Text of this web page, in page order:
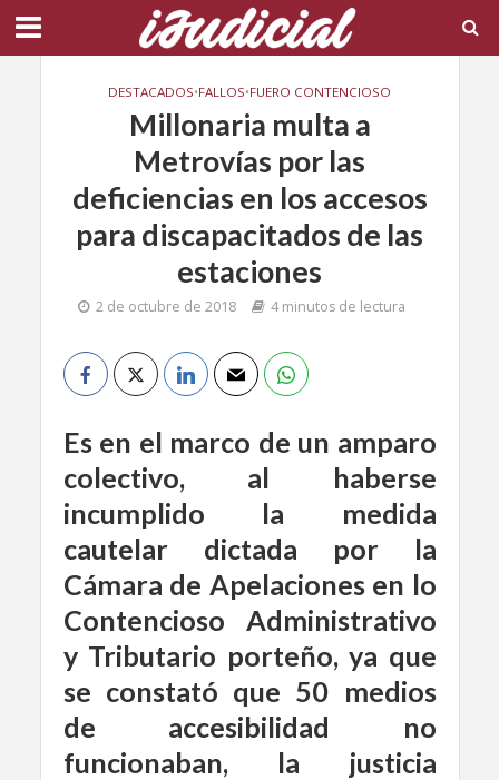
DESTACADOS•FALLOS•FUERO CONTENCIOSO
Millonaria multa a
Metrovías por las
deficiencias en los accesos
para discapacitados de las
estaciones
2 de octubre de 2018 4 minutos de lectura
Es en el marco de un amparo
colectivo, al haberse
incumplido la medida
cautelar dictada por la
Cámara de Apelaciones en lo
Contencioso Administrativo
y Tributario porteño, ya que
se constató que 50 medios
de accesibilidad no
funcionaban, la justicia